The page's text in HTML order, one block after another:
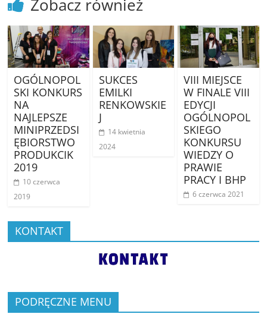
Zobacz również
OGÓLNOPOL
SKI KONKURS
NA
NAJLEPSZE
MINIPRZEDSI
ĘBIORSTWO
PRODUKCIK
2019
10 czerwca
2019
SUKCES
EMILKI
RENKOWSKIE
J
14 kwietnia
2024
VIII MIEJSCE
W FINALE VIII
EDYCJI
OGÓLNOPOL
SKIEGO
KONKURSU
WIEDZY O
PRAWIE
PRACY I BHP
6 czerwca 2021
KONTAKT
PODRĘCZNE MENU